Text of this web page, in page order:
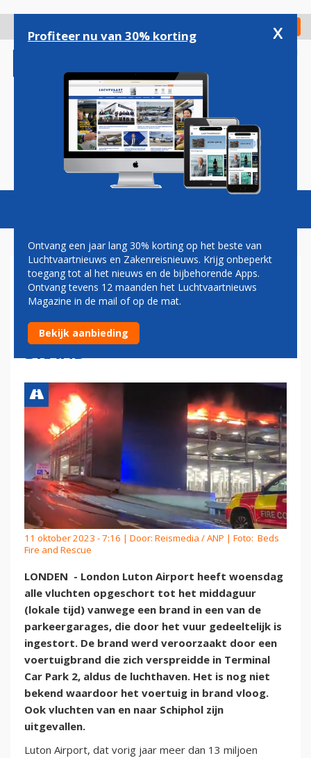
gaan
Check in
Magazine Podcasts Vacatures
HELE OCHTEND GEEN
VLUCHTEN VANAF LONDON
LUTON AIRPORT DOOR
BRAND
11 oktober 2023 - 7:16 | Door: Reismedia / ANP | Foto: Beds
Fire and Rescue
LONDEN - London Luton Airport heeft woensdag
alle vluchten opgeschort tot het middaguur
(lokale tijd) vanwege een brand in een van de
parkeergarages, die door het vuur gedeeltelijk is
ingestort. De brand werd veroorzaakt door een
voertuigbrand die zich verspreidde in Terminal
Car Park 2, aldus de luchthaven. Het is nog niet
bekend waardoor het voertuig in brand vloog.
Ook vluchten van en naar Schiphol zijn
uitgevallen.
Luton Airport, dat vorig jaar meer dan 13 miljoen
Profiteer nu van 30% korting x
Ontvang een jaar lang 30% korting op het beste van
Luchtvaartnieuws en Zakenreisnieuws. Krijg onbeperkt
toegang tot al het nieuws en de bijbehorende Apps.
Ontvang tevens 12 maanden het Luchtvaartnieuws
Magazine in de mail of op de mat.
Bekijk aanbieding